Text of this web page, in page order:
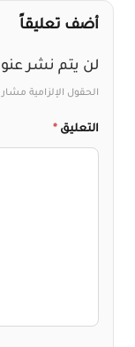
أضف تعليقاً
لن يتم نشر عنوان
الحقول الإلزامية مشار إليها
التعليق*